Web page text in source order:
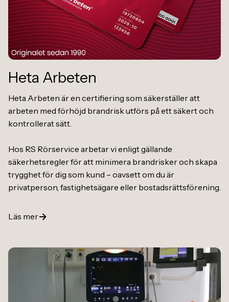
Heta Arbeten
Heta Arbeten är en certifiering som säkerställer att
arbeten med förhöjd brandrisk utförs på ett säkert och
kontrollerat sätt.
Hos RS Rörservice arbetar vi enligt gällande
säkerhetsregler för att minimera brandrisker och skapa
trygghet för dig som kund – oavsett om du är
privatperson, fastighetsägare eller bostadsrättsförening.
Läs mer